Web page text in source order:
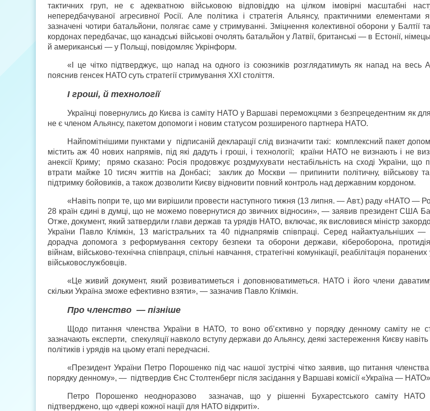
тактичних груп, не є адекватною військовою відповіддю на цілком імовірні масштабні
непередбачуваної агресивної Росії. Але політика і стратегія Альянсу, практичними елементами
зазначені чотири батальйони, полягає саме у стримуванні. Зміцнення колективної оборони у Балтії
кордонах передбачає, що канадські військові очолять батальйон у Латвії, британські — в Естонії,
й американські — у Польщі, повідомляє Укрінформ.
«І це чітко підтверджує, що напад на одного із союзників розглядатимуть як напад на весь
пояснив генсек НАТО суть стратегії стримування ХХІ століття.
І гроші, й технології
Українці повернулись до Києва із саміту НАТО у Варшаві переможцями з безпрецедентним як
не є членом Альянсу, пакетом допомоги і новим статусом розширеного партнера НАТО.
Найпомітнішими пунктами у підписаній декларації слід визначити такі: комплексний пакет
містить аж 40 нових напрямів, під які дадуть і гроші, і технології; країни НАТО не визнають і не
анексії Криму; прямо сказано: Росія продовжує роздмухувати нестабільність на сході України, що
втрати майже 10 тисяч життів на Донбасі; заклик до Москви — припинити політичну, військову
підтримку бойовиків, а також дозволити Києву відновити повний контроль над державним кордоном.
«Навіть попри те, що ми вирішили провести наступного тижня (13 липня. — Авт.) раду «НАТО —
28 країн єдині в думці, що не можемо повернутися до звичних відносин», — заявив президент США
Отже, документ, який затвердили глави держав та урядів НАТО, включає, як висловився міністр
України Павло Клімкін, 13 магістральних та 40 піднапрямів співпраці. Серед найактуальніших —
дорадча допомога з реформування сектору безпеки та оборони держави, кібероборона,
війнам, військово-технічна співпраця, спільні навчання, стратегічні комунікації, реабілітація поранених
військовослужбовців.
«Це живий документ, який розвиватиметься і доповнюватиметься. НАТО і його члени
скільки Україна зможе ефективно взяти», — зазначив Павло Клімкін.
Про членство — пізніше
Щодо питання членства України в НАТО, то воно об’єктивно у порядку денному саміту не
зазначають експерти, спекуляції навколо вступу держави до Альянсу, деякі застереження Києву навіть
політиків і урядів на цьому етапі передчасні.
«Президент України Петро Порошенко під час нашої зустрічі чітко заявив, що питання членства
порядку денному», — підтвердив Єнс Столтенберг після засідання у Варшаві комісії «Україна —
Петро Порошенко неодноразово зазначав, що у рішенні Бухарестського саміту НАТО
підтверджено, що «двері кожної нації для НАТО відкриті».